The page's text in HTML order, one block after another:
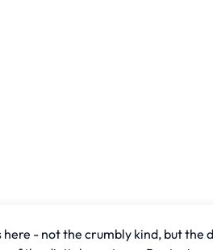
here - not the crumbly kind, but